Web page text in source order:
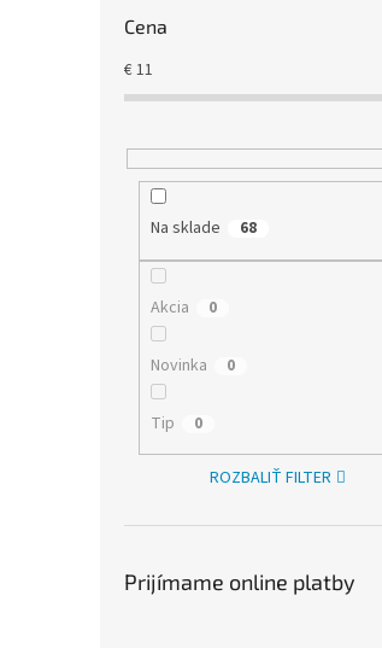
Cena
€11
Na sklade 68
Akcia 0
Novinka 0
Tip 0
ROZBALIŤ FILTER
Prijímame online platby